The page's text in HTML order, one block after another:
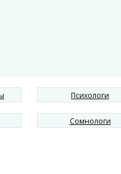
Психологи
Сомнологи